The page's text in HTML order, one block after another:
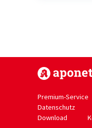
Premium-Service
Datenschutz
Download